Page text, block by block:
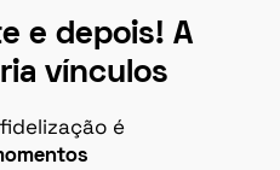
e depois! A
vínculos
é